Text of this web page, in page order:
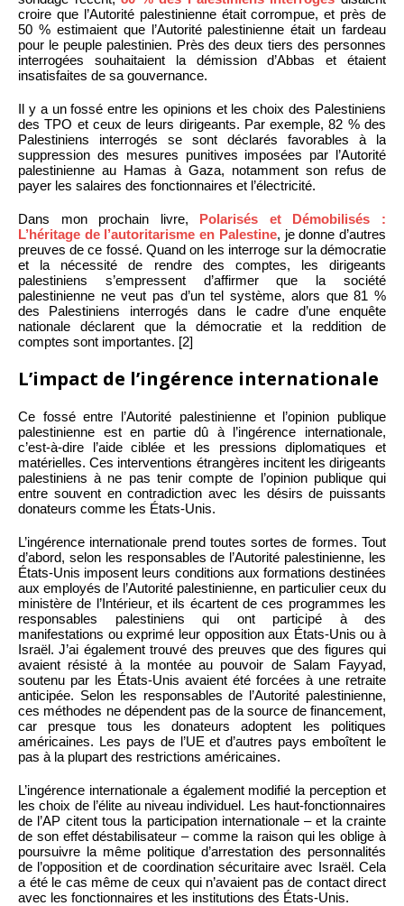
croire que l’Autorité palestinienne était corrompue, et près de
50 % estimaient que l’Autorité palestinienne était un fardeau
pour le peuple palestinien. Près des deux tiers des personnes
interrogées souhaitaient la démission d’Abbas et étaient
insatisfaites de sa gouvernance.
Il y a un fossé entre les opinions et les choix des Palestiniens
des TPO et ceux de leurs dirigeants. Par exemple, 82 % des
Palestiniens interrogés se sont déclarés favorables à la
suppression des mesures punitives imposées par l’Autorité
palestinienne au Hamas à Gaza, notamment son refus de
payer les salaires des fonctionnaires et l’électricité.
Dans mon prochain livre, Polarisés et Démobilisés :
L’héritage de l’autoritarisme en Palestine, je donne d’autres
preuves de ce fossé. Quand on les interroge sur la démocratie
et la nécessité de rendre des comptes, les dirigeants
palestiniens s’empressent d’affirmer que la société
palestinienne ne veut pas d’un tel système, alors que 81 %
des Palestiniens interrogés dans le cadre d’une enquête
nationale déclarent que la démocratie et la reddition de
comptes sont importantes. [2]
L’impact de l’ingérence internationale
Ce fossé entre l’Autorité palestinienne et l’opinion publique
palestinienne est en partie dû à l’ingérence internationale,
c’est-à-dire l’aide ciblée et les pressions diplomatiques et
matérielles. Ces interventions étrangères incitent les dirigeants
palestiniens à ne pas tenir compte de l’opinion publique qui
entre souvent en contradiction avec les désirs de puissants
donateurs comme les États-Unis.
L’ingérence internationale prend toutes sortes de formes. Tout
d’abord, selon les responsables de l’Autorité palestinienne, les
États-Unis imposent leurs conditions aux formations destinées
aux employés de l’Autorité palestinienne, en particulier ceux du
ministère de l’Intérieur, et ils écartent de ces programmes les
responsables palestiniens qui ont participé à des
manifestations ou exprimé leur opposition aux États-Unis ou à
Israël. J’ai également trouvé des preuves que des figures qui
avaient résisté à la montée au pouvoir de Salam Fayyad,
soutenu par les États-Unis avaient été forcées à une retraite
anticipée. Selon les responsables de l’Autorité palestinienne,
ces méthodes ne dépendent pas de la source de financement,
car presque tous les donateurs adoptent les politiques
américaines. Les pays de l’UE et d’autres pays emboîtent le
pas à la plupart des restrictions américaines.
L’ingérence internationale a également modifié la perception et
les choix de l’élite au niveau individuel. Les haut-fonctionnaires
de l’AP citent tous la participation internationale – et la crainte
de son effet déstabilisateur – comme la raison qui les oblige à
poursuivre la même politique d’arrestation des personnalités
de l’opposition et de coordination sécuritaire avec Israël. Cela
a été le cas même de ceux qui n’avaient pas de contact direct
avec les fonctionnaires et les institutions des États-Unis.